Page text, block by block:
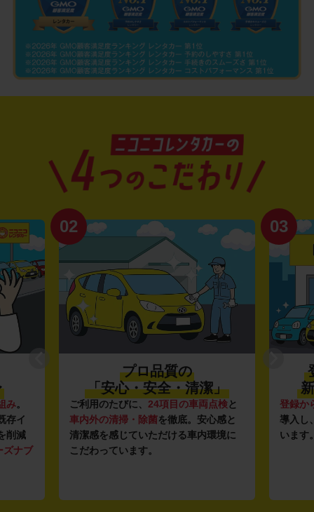
み。
存イ
削減
ズナブ
02
プロ品質の
「安心・安全・清潔」
ご利用のたびに、 24項目の車両点検と
車内外の清掃・除菌を徹底。安心感と
清潔感を感じていただける車内環境に
こだわっています。
03
登録か
導入し
います